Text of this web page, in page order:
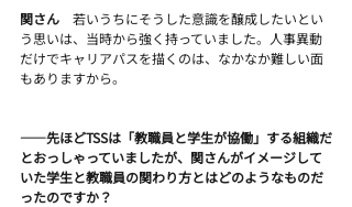
関さん 若いうちにそうした意識を醸成したいとい
う思いは、当時から強く持っていました。人事異動
だけでキャリアパスを描くのは、なかなか難しい面
もありますから。
――先ほどTSSは「教職員と学生が協働」する組織だ
とおっしゃっていましたが、関さんがイメージして
いた学生と教職員の関わり方とはどのようなものだ
ったのですか？